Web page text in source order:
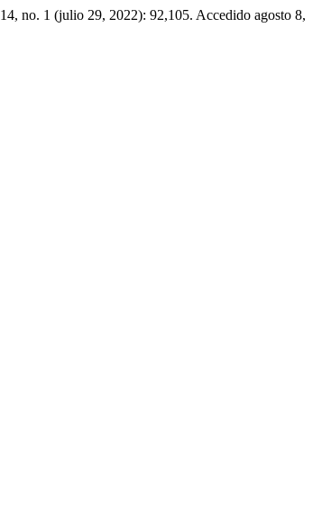
14, no. 1 (julio 29, 2022): 92,105. Accedido agosto 8,